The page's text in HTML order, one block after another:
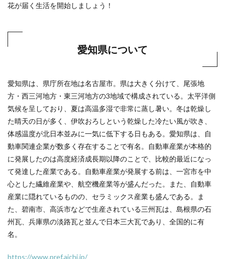
花が届く生活を開始しましょう！
愛知県について
愛知県は、県庁所在地は名古屋市。県は大きく分けて、尾張地
方・西三河地方・東三河地方の3地域で構成されている。太平洋側
気候を呈しており、夏は高温多湿で非常に蒸し暑い。冬は乾燥し
た晴天の日が多く、伊吹おろしという乾燥した冷たい風が吹き、
体感温度が北日本並みに一気に低下する日もある。愛知県は、自
動車関連企業が数多く存在することで有名。自動車産業が本格的
に発展したのは高度経済成長期以降のことで、比較的最近になっ
て発達した産業である。自動車産業が発展する前は、一宮市を中
心とした繊維産業や、航空機産業等が盛んだった。また、自動車
産業に隠れているものの、セラミックス産業も盛んである。ま
た、碧南市、高浜市などで生産されている三州瓦は、島根県の石
州瓦、兵庫県の淡路瓦と並んで日本三大瓦であり、全国的に有
名。
https://www.pref.aichi.jp/